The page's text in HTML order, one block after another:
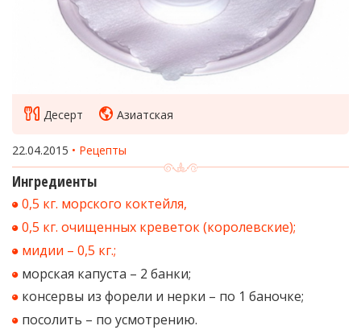
Десерт Азиатская
22.04.2015 Рецепты
Ингредиенты
0,5 кг. морского коктейля,
0,5 кг. очищенных креветок (королевские);
мидии – 0,5 кг.;
морская капуста – 2 банки;
консервы из форели и нерки – по 1 баночке;
посолить – по усмотрению.